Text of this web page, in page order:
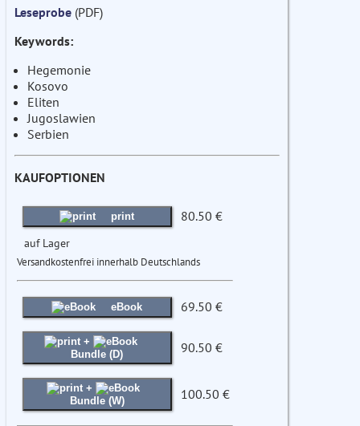
Leseprobe (PDF)
Keywords:
Hegemonie
Kosovo
Eliten
Jugoslawien
Serbien
KAUFOPTIONEN
print 80.50 €
auf Lager
Versandkostenfrei innerhalb Deutschlands
eBook 69.50 €
+
Bundle (D)
90.50 €
+
Bundle (W)
100.50 €